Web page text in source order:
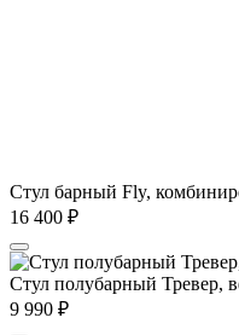
Стул барный Fly,
16 400 ₽
Стул полубарный Тревер,
9 990 ₽